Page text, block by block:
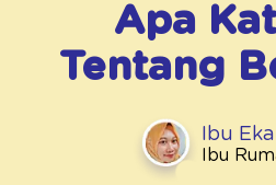
Apa
Tentang
Ibu
Ibu